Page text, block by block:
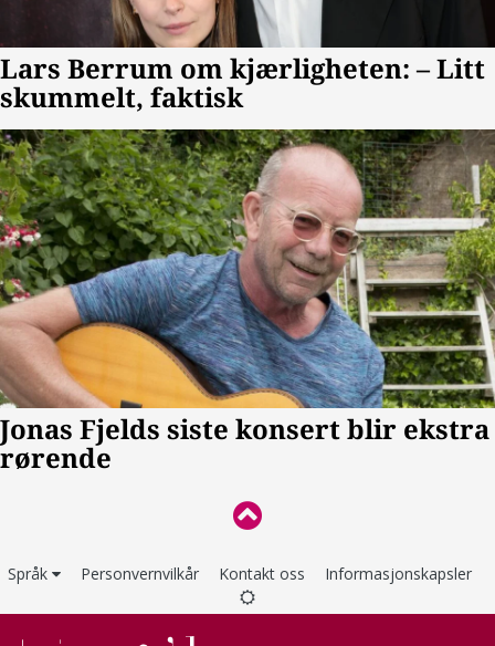
Språk Personvernvilkår Kontakt oss Informasjonskapsler